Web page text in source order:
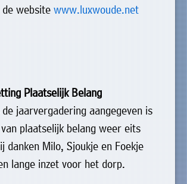
de websitewww.luxwoude.net
Plaatselijk Belang
jaarvergadering aangegeven is
plaatselijk belang weer eits
danken Milo, Sjoukje en Foekje
lange inzet voor het dorp.